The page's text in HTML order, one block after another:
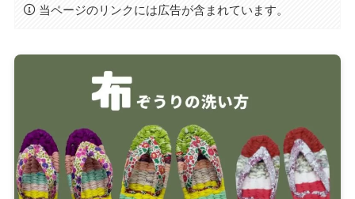
当ページのリンクには広告が含まれています。